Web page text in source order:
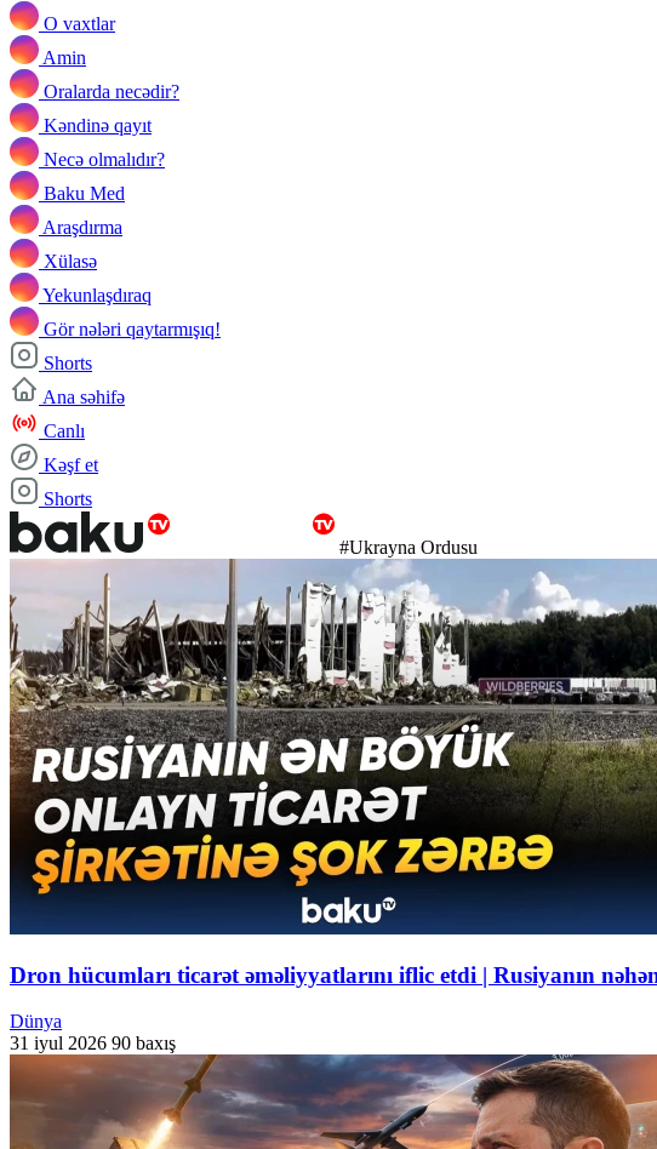
O vaxtlar
Amin
Oralarda necədir?
Kəndinə qayıt
Necə olmalıdır?
Baku Med
Araşdırma
Xülasə
Yekunlaşdıraq
Gör nələri qaytarmışıq!
Shorts
Ana səhifə
Canlı
Kəşf et
Shorts
#Ukrayna Ordusu
Dron hücumları ticarət əməliyyatlarını iflic etdi | Rusiyanın
Dünya
31 iyul 2026 90 baxış